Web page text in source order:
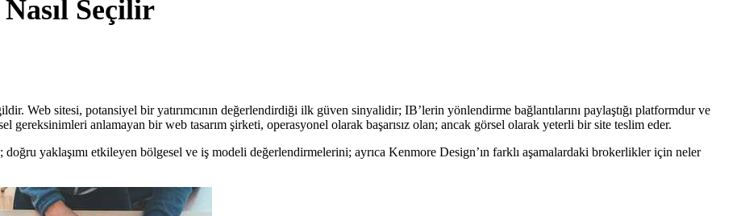
Seçilir
Web sitesi, potansiyel bir yatırımcının değerlendirdiği ilk güven sinyalidir; IB’lerin yönlendirme bağlantılarını paylaştığı platformdur ve
gereksinimleri anlamayan bir web tasarım şirketi, operasyonel olarak başarısız olan; ancak görsel olarak yeterli bir site teslim eder.
yaklaşımı etkileyen bölgesel ve iş modeli değerlendirmelerini; ayrıca Kenmore Design’ın farklı aşamalardaki brokerlikler için neler